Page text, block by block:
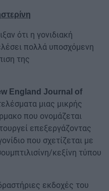
ότι η γονιδιακή
πολλά υποσχόμενη
της
England Journal of
μιας μικρής
που ονομάζεται
επεξεργάζοντας
που σχετίζεται με
κεξίνη τύπου
εκδοχές του